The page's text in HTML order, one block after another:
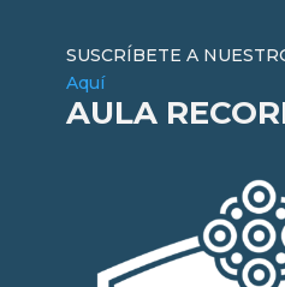
SUSCRÍBETE A
Aquí
AULA